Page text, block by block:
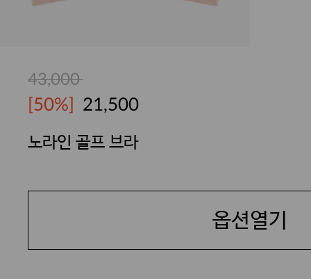
43,000
[50%] 21,500
노라인 골프 브라
옵션열기